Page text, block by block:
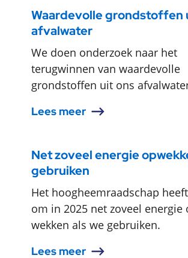
Waardevolle grondstoffen
afvalwater
We doen onderzoek naar het
terugwinnen van waardevolle
grondstoffen uit ons
Lees meer
Net zoveel energie
gebruiken
Het hoogheemraadschap
om in 2025 net zoveel energie
wekken als we gebruiken.
Lees meer